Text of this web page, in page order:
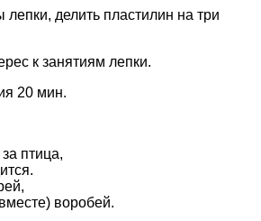
лепки, делить пластилин на три
к занятиям лепки.
20 мин.
птица,
воробей.